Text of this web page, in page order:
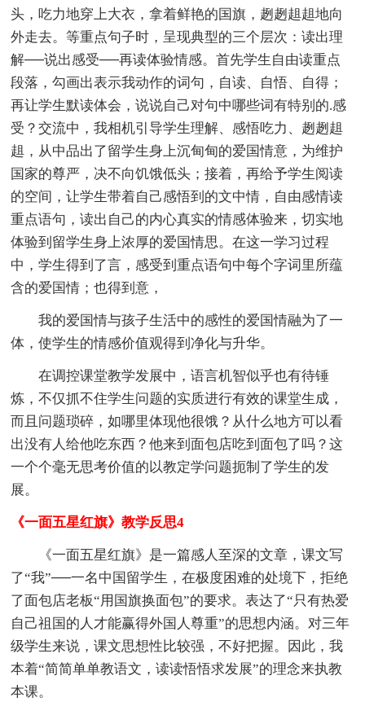
头，吃力地穿上大衣，拿着鲜艳的国旗，趔趔趄趄地向
外走去。等重点句子时，呈现典型的三个层次：读出理
解──说出感受──再读体验情感。首先学生自由读重点
段落，勾画出表示我动作的词句，自读、自悟、自得；
再让学生默读体会，说说自己对句中哪些词有特别的.感
受？交流中，我相机引导学生理解、感悟吃力、趔趔趄
趄，从中品出了留学生身上沉甸甸的爱国情意，为维护
国家的尊严，决不向饥饿低头；接着，再给予学生阅读
的空间，让学生带着自己感悟到的文中情，自由感情读
重点语句，读出自己的内心真实的情感体验来，切实地
体验到留学生身上浓厚的爱国情思。在这一学习过程
中，学生得到了言，感受到重点语句中每个字词里所蕴
含的爱国情；也得到意，
我的爱国情与孩子生活中的感性的爱国情融为了一
体，使学生的情感价值观得到净化与升华。
在调控课堂教学发展中，语言机智似乎也有待锤
炼，不仅抓不住学生问题的实质进行有效的课堂生成，
而且问题琐碎，如哪里体现他很饿？从什么地方可以看
出没有人给他吃东西？他来到面包店吃到面包了吗？这
一个个毫无思考价值的以教定学问题扼制了学生的发
展。
《一面五星红旗》教学反思4
《一面五星红旗》是一篇感人至深的文章，课文写
了“我”──一名中国留学生，在极度困难的处境下，拒绝
了面包店老板“用国旗换面包”的要求。表达了“只有热爱
自己祖国的人才能赢得外国人尊重”的思想内涵。对三年
级学生来说，课文思想性比较强，不好把握。因此，我
本着“简简单单教语文，读读悟悟求发展”的理念来执教
本课。